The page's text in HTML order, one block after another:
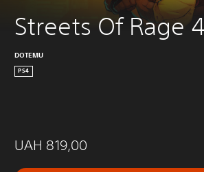
Streets Of Rage 4
DOTEMU
PS4
UAH 819,00